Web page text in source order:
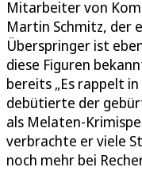
Mitarbeiter von
Martin Schmitz, der
Überspringer ist
diese Figuren
bereits „Es rappelt
debütierte der
als Melaten-
verbrachte er viele
noch mehr bei